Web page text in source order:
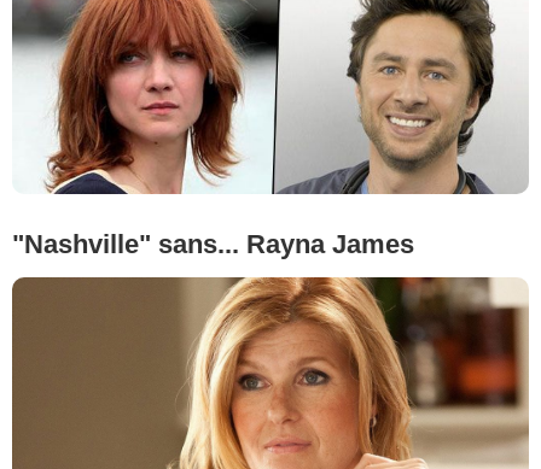
"Nashville" sans... Rayna James